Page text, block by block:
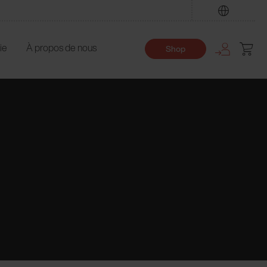
À propos de nous Shop